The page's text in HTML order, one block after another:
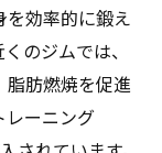
を効率的に鍛え
のジムでは、
脂肪燃焼を促進
レーニング